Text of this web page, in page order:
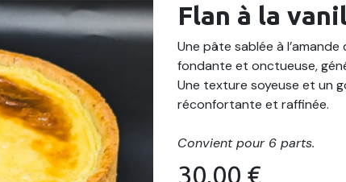
Flan à la
Une pâte sablée à
fondante et onctueuse,
Une texture soyeuse et un
réconfortante et raffinée.
Convient pour 6 parts.
30,00 €